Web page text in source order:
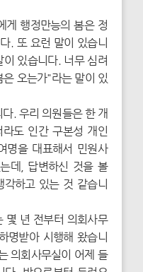
게 행정만능의 봄은 정
. 또 요런 말이 있습니
있습니다. 너무 심려
오는가"라는 말이 있
. 우리 의원들은 한 개
도 인간 구본성 개인
명을 대표해서 민원사
데, 답변하신 것을 볼
하고 있는 것 같습니
몇 년 전부터 의회사무
명받아 시행해 왔습니
의회사무실이 어제 들